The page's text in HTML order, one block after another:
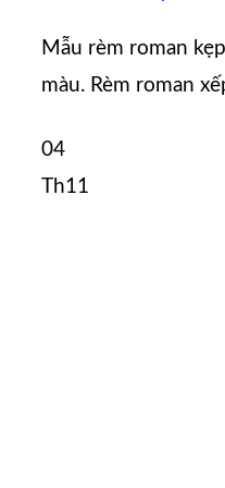
Mẫu rèm roman
màu. Rèm roman
04
Th11